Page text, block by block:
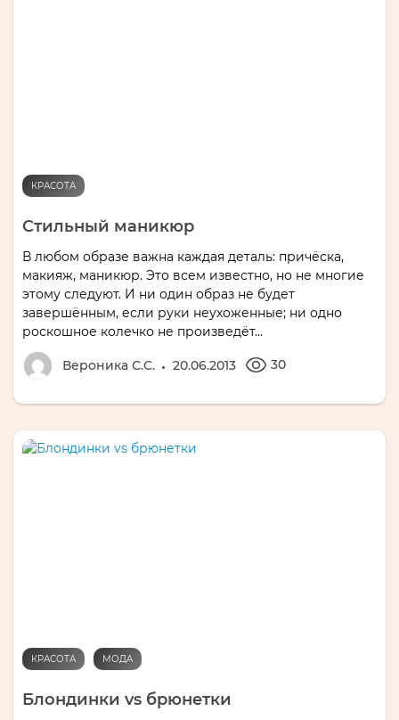
КРАСОТА
Стильный маникюр
В любом образе важна каждая деталь: причёска,
макияж, маникюр. Это всем известно, но не многие
этому следуют. И ни один образ не будет
завершённым, если руки неухоженные; ни одно
роскошное колечко не произведёт...
Вероника С.С. 20.06.2013 30
КРАСОТА МОДА
Блондинки vs брюнетки